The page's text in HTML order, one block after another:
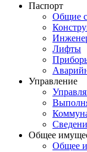
Паспорт
Общие
Лифты
Управление
Общее
Общее